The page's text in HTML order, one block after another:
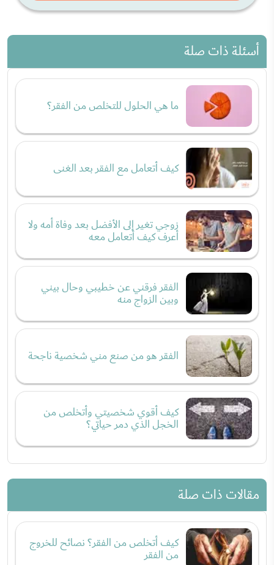
أسئلة ذات صلة
ما هي الحلول للتخلص من الفقر؟
كيف أتعامل مع الفقر بعد الغنى
زوجي تغير إلى الأفضل بعد وفاة أمه ولا
أعرف كيف أتعامل معه
الفقر فرقني عن خطيبي وحال بيني
وبين الزواج منه
الفقر هو من صنع مني شخصية ناجحة
كيف أقوي شخصيتي وأتخلص من
الخجل الذي دمر حياتي؟
مقالات ذات صلة
كيف أتخلص من الفقر؟ نصائح للخروج
من الفقر